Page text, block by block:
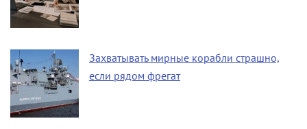
Захватывать мирные корабли страшно,
если рядом фрегат